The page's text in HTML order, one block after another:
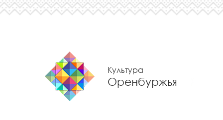
Культура
Оренбуржья